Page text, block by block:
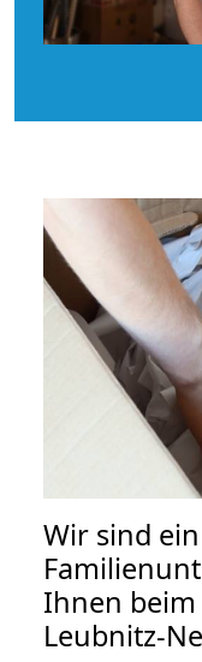
Wir sind ein
Ihnen
Leubnitz-